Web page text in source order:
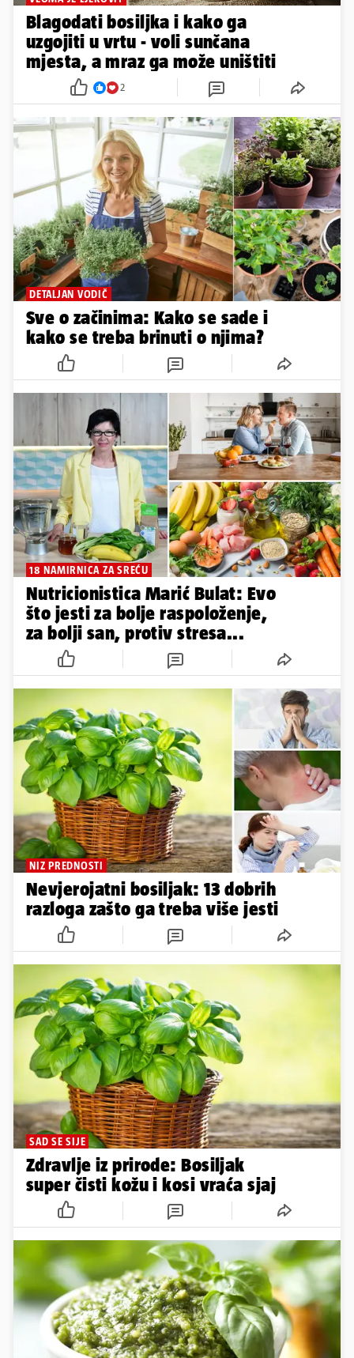
Blagodati bosiljka i kako ga
uzgojiti u vrtu - voli sunčana
mjesta, a mraz ga može uništiti
2
DETALJAN VODIČ
Sve o začinima: Kako se sade i
kako se treba brinuti o njima?
18 NAMIRNICA ZA SREĆU
Nutricionistica Marić Bulat: Evo
što jesti za bolje raspoloženje,
za bolji san, protiv stresa...
NIZ PREDNOSTI
Nevjerojatni bosiljak: 13 dobrih
razloga zašto ga treba više jesti
SAD SE SIJE
Zdravlje iz prirode: Bosiljak
super čisti kožu i kosi vraća sjaj